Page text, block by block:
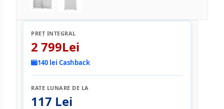
PREȚ INTEGRAL
2 799Lei
140 lei Cashback
RATE LUNARE DE LA
117 Lei